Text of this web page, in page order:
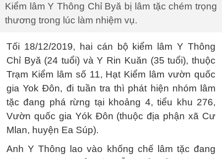
Kiểm lâm Y Thông Chỉ Byă bị lâm tặc chém trọng
thương trong lúc làm nhiệm vụ.
Tối 18/12/2019, hai cán bộ kiểm lâm Y Thông
Chỉ Byă (24 tuổi) và Y Rin Kuăn (35 tuổi), thuộc
Trạm Kiểm lâm số 11, Hạt Kiểm lâm vườn quốc
gia Yok Đôn, đi tuần tra thì phát hiện nhóm lâm
tặc đang phá rừng tại khoảng 4, tiểu khu 276,
Vườn quốc gia Yók Đôn (thuộc địa phận xã Cư
Mlan, huyện Ea Súp).
Anh Y Thông lao vào khống chế lâm tặc đang